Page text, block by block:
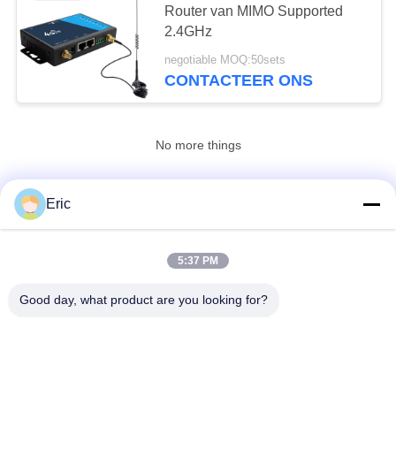
Router van MIMO Supported
2.4GHz
negotiable MOQ:50sets
CONTACTEER ONS
No more things
Eric
5:37 PM
Good day, what product are you looking for?